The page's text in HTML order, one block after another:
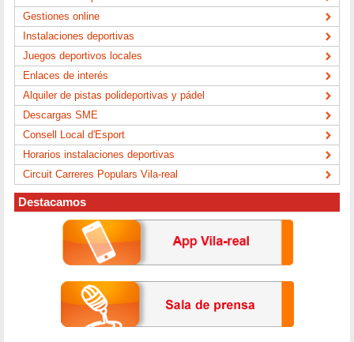
Gestiones online
Instalaciones deportivas
Juegos deportivos locales
Enlaces de interés
Alquiler de pistas polideportivas y pádel
Descargas SME
Consell Local d'Esport
Horarios instalaciones deportivas
Circuit Carreres Populars Vila-real
Destacamos